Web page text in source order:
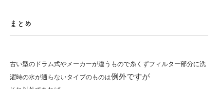
まとめ
古い型のドラム式やメーカーが違うもので糸くずフィルター部分に洗
濯時の水が通らないタイプのものは例外ですが